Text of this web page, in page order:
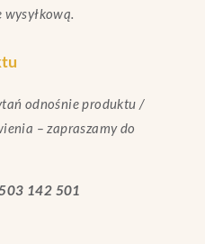
odnośnie produktu /
– zapraszamy do
142 501